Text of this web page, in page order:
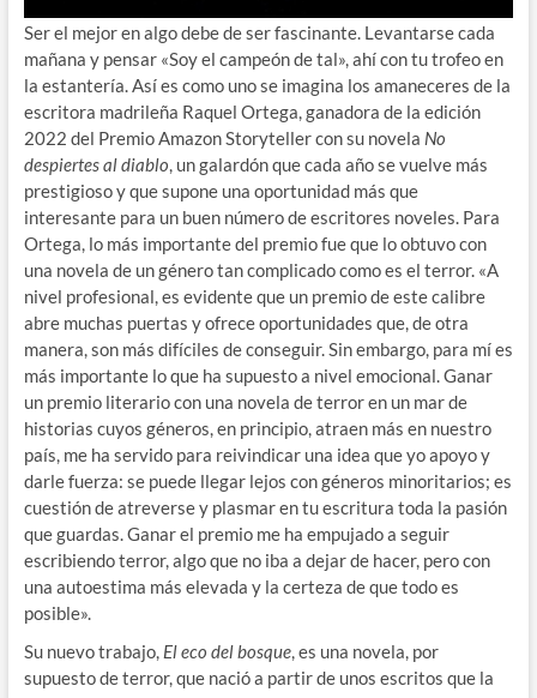
Ser el mejor en algo debe de ser fascinante. Levantarse cada
mañana y pensar «Soy el campeón de tal», ahí con tu trofeo en
la estantería. Así es como uno se imagina los amaneceres de la
escritora madrileña Raquel Ortega, ganadora de la edición
2022 del Premio Amazon Storyteller con su novela No
despiertes al diablo, un galardón que cada año se vuelve más
prestigioso y que supone una oportunidad más que
interesante para un buen número de escritores noveles. Para
Ortega, lo más importante del premio fue que lo obtuvo con
una novela de un género tan complicado como es el terror. «A
nivel profesional, es evidente que un premio de este calibre
abre muchas puertas y ofrece oportunidades que, de otra
manera, son más difíciles de conseguir. Sin embargo, para mí es
más importante lo que ha supuesto a nivel emocional. Ganar
un premio literario con una novela de terror en un mar de
historias cuyos géneros, en principio, atraen más en nuestro
país, me ha servido para reivindicar una idea que yo apoyo y
darle fuerza: se puede llegar lejos con géneros minoritarios; es
cuestión de atreverse y plasmar en tu escritura toda la pasión
que guardas. Ganar el premio me ha empujado a seguir
escribiendo terror, algo que no iba a dejar de hacer, pero con
una autoestima más elevada y la certeza de que todo es
posible».
Su nuevo trabajo, El eco del bosque, es una novela, por
supuesto de terror, que nació a partir de unos escritos que la